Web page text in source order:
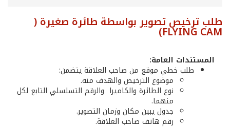
طلب ترخيص تصوير بواسطة طائرة صغيرة (
FLYING CAM)
المستندات العامة:
طلب خطي موقع من صاحب العلاقة يتضمن:
موضوع الترخيص والهدف منه.
نوع الطائرة والكاميرا والرقم التسلسلي التابع لكل
منهما.
جدول يبين مكان وزمان التصوير.
رقم هاتف صاحب العلاقة.